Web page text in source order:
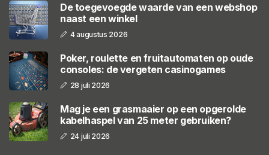
De toegevoegde waarde van een webshop
naast een winkel
4 augustus 2026
Poker, roulette en fruitautomaten op oude
consoles: de vergeten casinogames
28 juli 2026
Mag je een grasmaaier op een opgerolde
kabelhaspel van 25 meter gebruiken?
24 juli 2026